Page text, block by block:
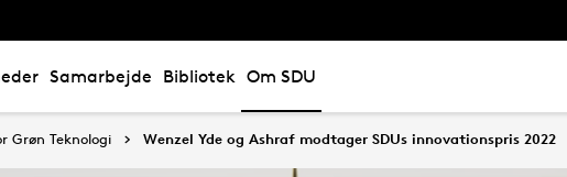
Samarbejde Bibliotek Om SDU
Grøn Teknologi Wenzel Yde og Ashraf modtager SDUs innovationspris 2022